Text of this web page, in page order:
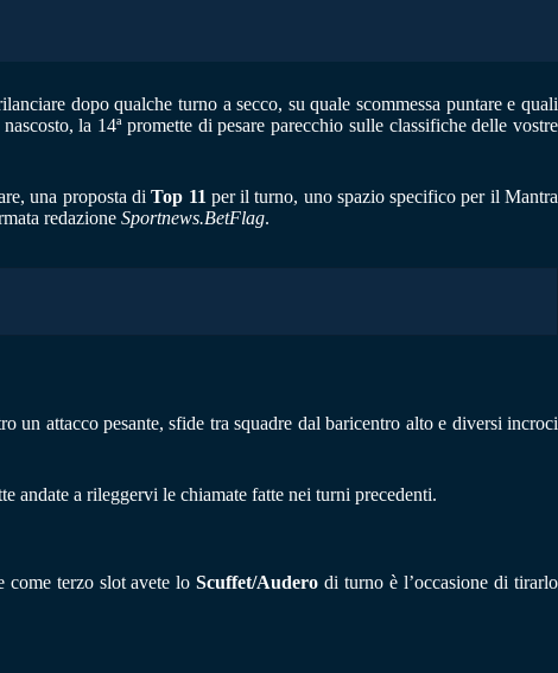
dopo qualche turno a secco, su quale scommessa puntare e quali
la 14ª promette di pesare parecchio sulle classifiche delle vostre
una proposta diTop 11 per il turno, uno spazio specifico per il Mantra
redazione Sportnews.BetFlag.
attacco pesante, sfide tra squadre dal baricentro alto e diversi incroci
andate a rileggervi le chiamate fatte nei turni precedenti.
come terzo slot avete loScuffet/Audero di turno è l’occasione di tirarlo